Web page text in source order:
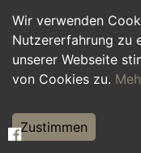
Wir verwenden
Nutzererfahrung zu
unserer Webseite
von Cookies zu.
Zustimmen
Hilfskräfte,
Einkauf, Logistik,
Weiterbildung,
Tourismus